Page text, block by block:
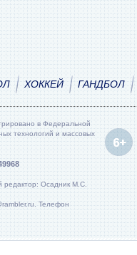
ХОККЕЙ ГАНДБОЛ
в Федеральной
технологий и массовых
редактор: Осадник М.С.
Телефон